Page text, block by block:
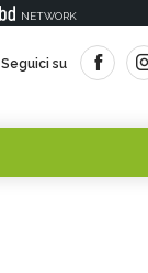
NETWORK
Seguici su